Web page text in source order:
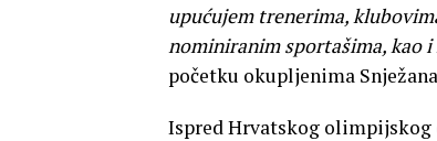
upućujem trenerima,
nominiranim sportašima, kao
početku okupljenima
Ispred Hrvatskog olimpijskog